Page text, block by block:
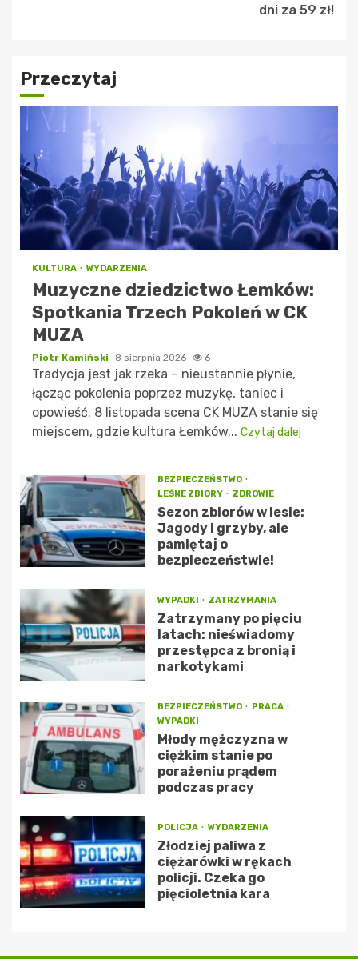
dni za 59 zł!
Przeczytaj
KULTURA WYDARZENIA
Muzyczne dziedzictwo Łemków:
Spotkania Trzech Pokoleń w CK
MUZA
Piotr Kamiński 8 sierpnia 2026 6
Tradycja jest jak rzeka – nieustannie płynie,
łącząc pokolenia poprzez muzykę, taniec i
opowieść. 8 listopada scena CK MUZA stanie się
miejscem, gdzie kultura Łemków... Czytaj dalej
BEZPIECZEŃSTWO
LEŚNE ZBIORY
ZDROWIE
Sezon zbiorów w lesie:
Jagody i grzyby, ale
pamiętaj o
bezpieczeństwie!
WYPADKI ZATRZYMANIA
Zatrzymany po pięciu
latach: nieświadomy
przestępca z bronią i
narkotykami
BEZPIECZEŃSTWO
PRACA
WYPADKI
Młody mężczyzna w
ciężkim stanie po
porażeniu prądem
podczas pracy
POLICJA WYDARZENIA
Złodziej paliwa z
ciężarówki w rękach
policji. Czeka go
pięcioletnia kara